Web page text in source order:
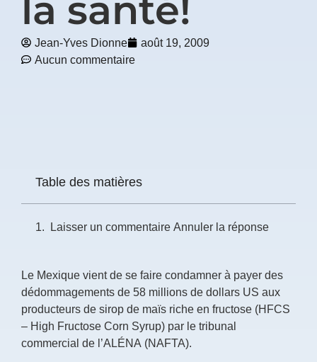
Jean-Yves Dionne
août 19, 2009
Aucun commentaire
Table des matières
Laisser un commentaire Annuler la réponse
Le Mexique vient de se faire condamner à payer des
dédommagements de 58 millions de dollars US aux
producteurs de sirop de maïs riche en fructose (HFCS
– High Fructose Corn Syrup) par le tribunal
commercial de l’ALÉNA (NAFTA).
mon
pourrez
désabonner
tout
m'abonne
!